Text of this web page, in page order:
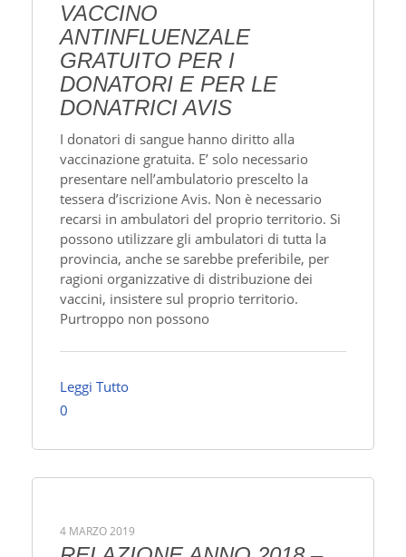
VACCINO
ANTINFLUENZALE
GRATUITO PER I
DONATORI E PER LE
DONATRICI AVIS
I donatori di sangue hanno diritto alla
vaccinazione gratuita. E’ solo necessario
presentare nell’ambulatorio prescelto la
tessera d’iscrizione Avis. Non è necessario
recarsi in ambulatori del proprio territorio. Si
possono utilizzare gli ambulatori di tutta la
provincia, anche se sarebbe preferibile, per
ragioni organizzative di distribuzione dei
vaccini, insistere sul proprio territorio.
Purtroppo non possono
Leggi Tutto
0
4 MARZO 2019